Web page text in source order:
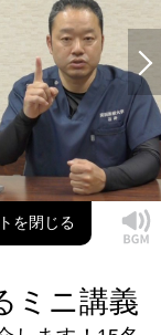
Picture-
in-
Picture
ミニ講義